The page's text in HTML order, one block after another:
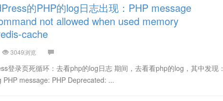
的PHP的log日志出现：PHP message
not allowed when used memory
cache
3049浏览
登录页死循环：去看php的log日志 期间，去看看php的log，其中发现：
message: PHP Deprecated: ...